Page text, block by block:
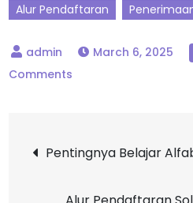
Alur Pendaftaran
March 6, 2025
Comments
Pentingnya Belajar